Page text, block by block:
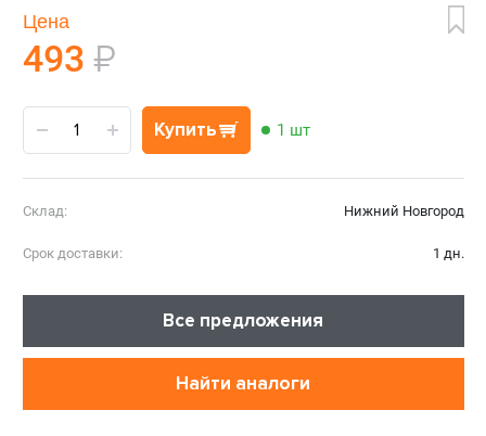
Цена
493 ₽
Купить 1 шт
Склад: Нижний Новгород
Срок доставки: 1 дн.
Все предложения
Найти аналоги